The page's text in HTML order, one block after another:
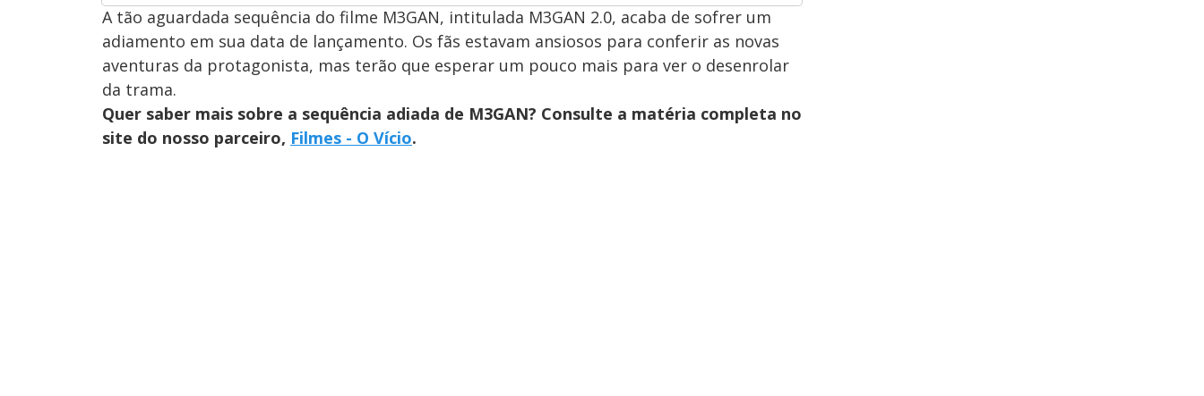
A tão aguardada sequência do filme M3GAN, intitulada M3GAN 2.0, acaba de sofrer um
adiamento em sua data de lançamento. Os fãs estavam ansiosos para conferir as novas
aventuras da protagonista, mas terão que esperar um pouco mais para ver o desenrolar
da trama.
Quer saber mais sobre a sequência adiada de M3GAN? Consulte a matéria completa no
site do nosso parceiro, Filmes - O Vício.